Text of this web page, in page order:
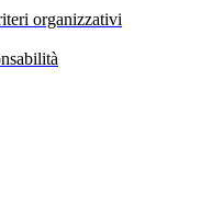
organizzativi